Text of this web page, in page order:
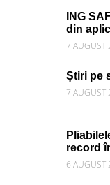
ING
din
7 AUGUST
Știri pe
7 AUGUST
record
6 AUGUST